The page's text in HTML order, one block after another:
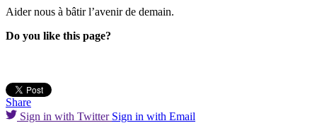
Aider nous à bâtir l’avenir de demain.
Do you like this page?
Share
Sign in with Twitter Sign in with Email